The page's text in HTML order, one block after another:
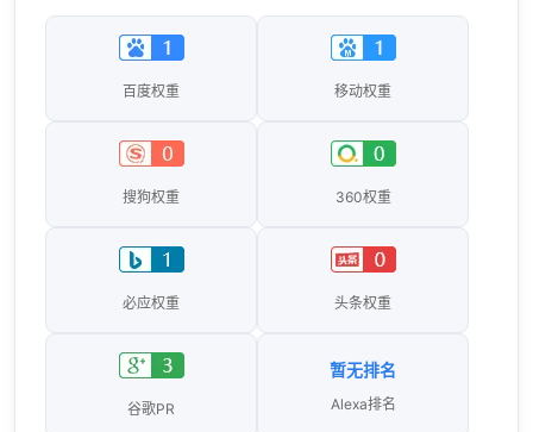
百度权重 移动权重
搜狗权重 360权重
必应权重 头条权重
谷歌PR
暂无排名
Alexa排名